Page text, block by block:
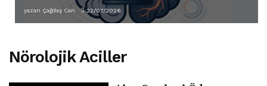
yazan Çağdaş Can 22/07/2026
Nörolojik Aciller